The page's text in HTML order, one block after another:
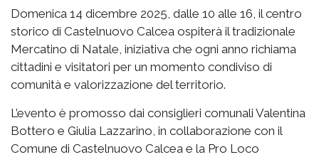
Domenica 14 dicembre 2025, dalle 10 alle 16, il centro
storico di Castelnuovo Calcea ospiterà il tradizionale
Mercatino di Natale, iniziativa che ogni anno richiama
cittadini e visitatori per un momento condiviso di
comunità e valorizzazione del territorio.
L’evento è promosso dai consiglieri comunali Valentina
Bottero e Giulia Lazzarino, in collaborazione con il
Comune di Castelnuovo Calcea e la Pro Loco